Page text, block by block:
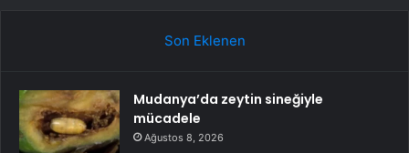
Son Eklenen
Mudanya’da zeytin sineğiyle
mücadele
Ağustos 8, 2026